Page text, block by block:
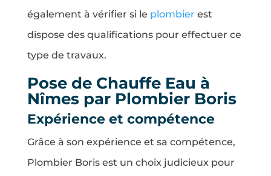
également à vérifier si le plombier est
dispose des qualifications pour effectuer ce
type de travaux.
Pose de Chauffe Eau à
Nîmes par Plombier Boris
Expérience et compétence
Grâce à son expérience et sa compétence,
Plombier Boris est un choix judicieux pour